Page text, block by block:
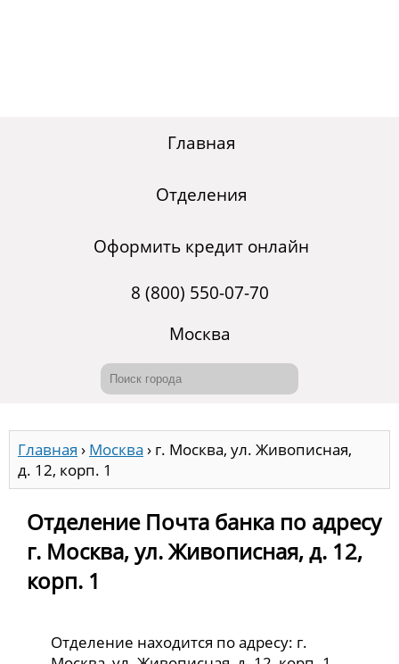
Главная
Отделения
Оформить кредит онлайн
8 (800) 550-07-70
Москва
Главная › Москва › г. Москва, ул. Живописная,
д. 12, корп. 1
Отделение Почта банка по адресу
г. Москва, ул. Живописная, д. 12,
корп. 1
Отделение находится по адресу: г.